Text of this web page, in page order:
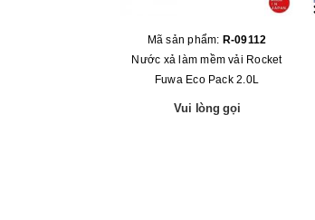
Mã sản phẩm: R-09112
Nước xả làm mềm vải Rocket
Fuwa Eco Pack 2.0L
Vui lòng gọi